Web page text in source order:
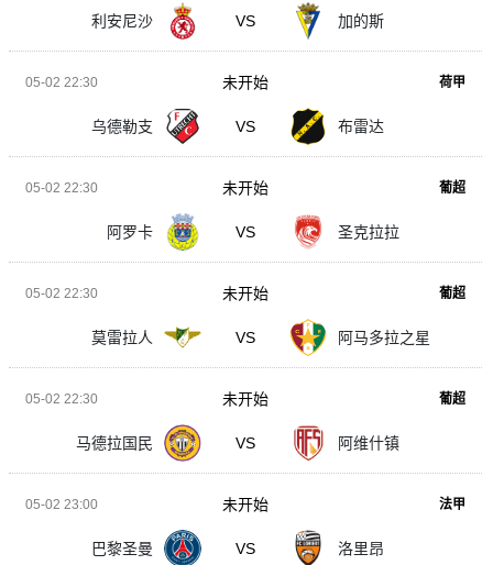
利安尼沙 VS 加的斯
05-02 22:30 荷甲
乌德勒支 VS 布雷达
未开始
05-02 22:30 葡超
阿罗卡 VS 圣克拉拉
未开始
05-02 22:30 葡超
莫雷拉人 VS 阿马多拉之星
未开始
05-02 22:30 葡超
马德拉国民 VS 阿维什镇
未开始
05-02 23:00 法甲
巴黎圣曼 VS 洛里昂
未开始